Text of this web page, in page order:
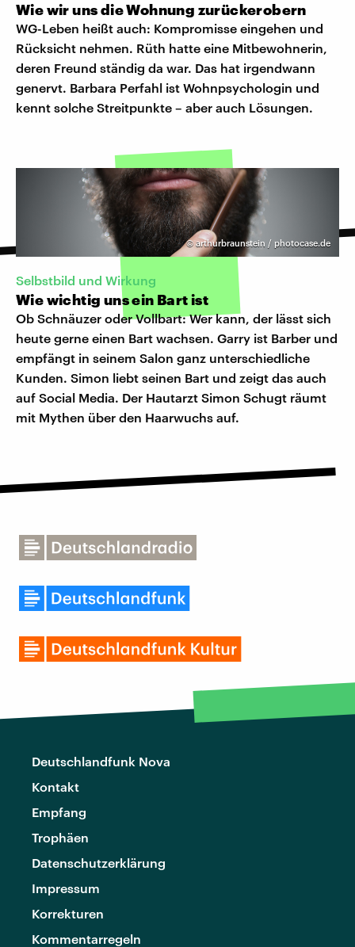
Wie wir uns die Wohnung zurückerobern
WG-Leben heißt auch: Kompromisse eingehen und
Rücksicht nehmen. Rüth hatte eine Mitbewohnerin,
deren Freund ständig da war. Das hat irgendwann
genervt. Barbara Perfahl ist Wohnpsychologin und
kennt solche Streitpunkte – aber auch Lösungen.
© arthurbraunstein / photocase.de
Selbstbild und Wirkung
Wie wichtig uns ein Bart ist
Ob Schnäuzer oder Vollbart: Wer kann, der lässt sich
heute gerne einen Bart wachsen. Garry ist Barber und
empfängt in seinem Salon ganz unterschiedliche
Kunden. Simon liebt seinen Bart und zeigt das auch
auf Social Media. Der Hautarzt Simon Schugt räumt
mit Mythen über den Haarwuchs auf.
Deutschlandfunk Nova
Kontakt
Empfang
Trophäen
Datenschutzerklärung
Impressum
Korrekturen
Kommentarregeln